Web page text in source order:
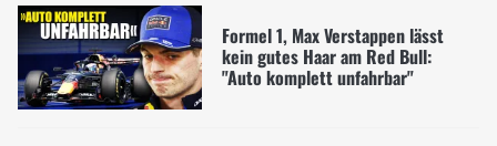
Formel 1, Max Verstappen lässt
kein gutes Haar am Red Bull:
"Auto komplett unfahrbar"